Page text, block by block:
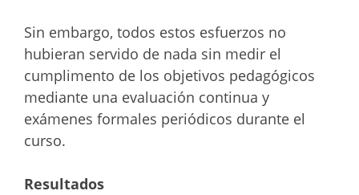
Sin embargo, todos estos esfuerzos no
hubieran servido de nada sin medir el
cumplimento de los objetivos pedagógicos
mediante una evaluación continua y
exámenes formales periódicos durante el
curso.
Resultados